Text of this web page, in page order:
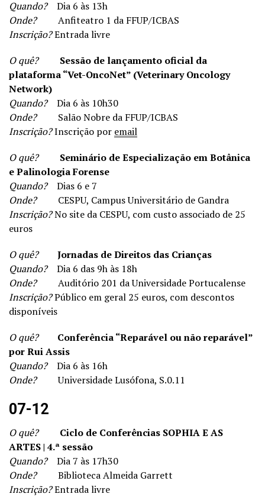
Quando?Dia 6 às 13h
Onde?Anfiteatro 1 da FFUP/ICBAS
Inscrição?Entrada livre
O quê?
Sessão de lançamento oficial da
plataforma “Vet-OncoNet” (Veterinary Oncology
Network)
Quando?Dia 6 às 10h30
Onde?Salão Nobre da FFUP/ICBAS
Inscrição?Inscrição por email
O quê?
Seminário de Especialização em Botânica
e Palinologia Forense
Quando?Dias 6 e 7
Onde?CESPU, Campus Universitário de Gandra
Inscrição?No site da CESPU, com custo associado de 25
euros
O quê?
Jornadas de Direitos das Crianças
Quando?Dia 6 das 9h às 18h
Onde?Auditório 201 da Universidade Portucalense
Inscrição?Público em geral 25 euros, com descontos
disponíveis
O quê?
Conferência “Reparável ou não reparável”
por Rui Assis
Quando?Dia 6 às 16h
Onde?Universidade Lusófona, S.0.11
07-12
O quê?
Ciclo de Conferências SOPHIA E AS
ARTES | 4.ª sessão
Quando?Dia 7 às 17h30
Onde?Biblioteca Almeida Garrett
Inscrição?Entrada livre